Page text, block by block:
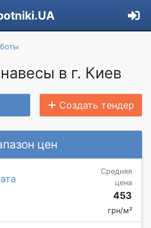
в г. Киев
Создать тендер
цен
Средняя
цена
453
грн/м²